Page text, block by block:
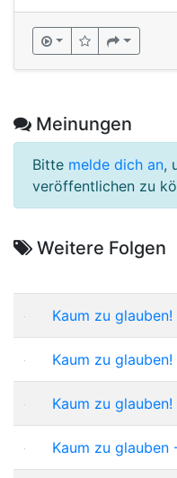
Meinungen
Bitte melde dich an,
veröffentlichen zu
Weitere Folgen
Kaum zu
Kaum zu
Kaum zu
Kaum zu glauben